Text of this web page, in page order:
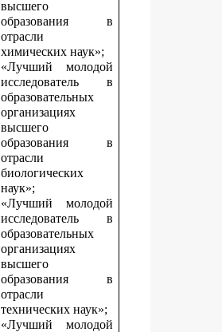
высшего
образования в
отрасли
химических наук»;
«Лучший молодой
исследователь в
образовательных
организациях
высшего
образования в
отрасли
биологических
наук»;
«Лучший молодой
исследователь в
образовательных
организациях
высшего
образования в
отрасли
технических наук»;
«Лучший молодой